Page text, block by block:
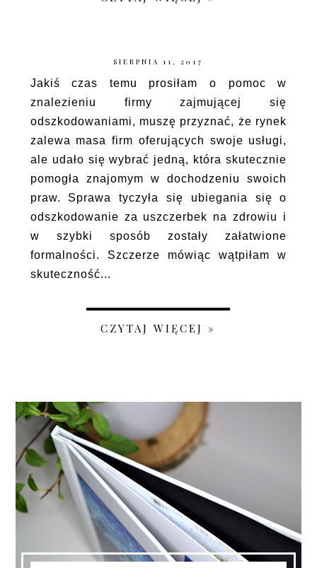
SIERPNIA 11, 2017
Jakiś czas temu prosiłam o pomoc w
znalezieniu firmy zajmującej się
odszkodowaniami, muszę przyznać, że rynek
zalewa masa firm oferujących swoje usługi,
ale udało się wybrać jedną, która skutecznie
pomogła znajomym w dochodzeniu swoich
praw. Sprawa tyczyła się ubiegania się o
odszkodowanie za uszczerbek na zdrowiu i
w szybki sposób zostały załatwione
formalności. Szczerze mówiąc wątpiłam w
skuteczność...
CZYTAJ WIĘCEJ »